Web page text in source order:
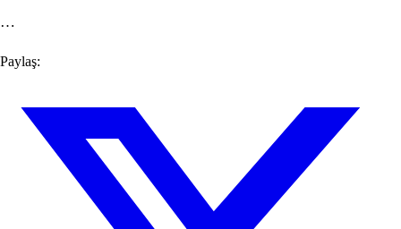
…
Paylaş: